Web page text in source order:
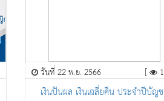
วันที่ 22 พ.ย. 2566 [
เงินปันผล เงินเฉลี่ยคืน ประจำปีบัญ